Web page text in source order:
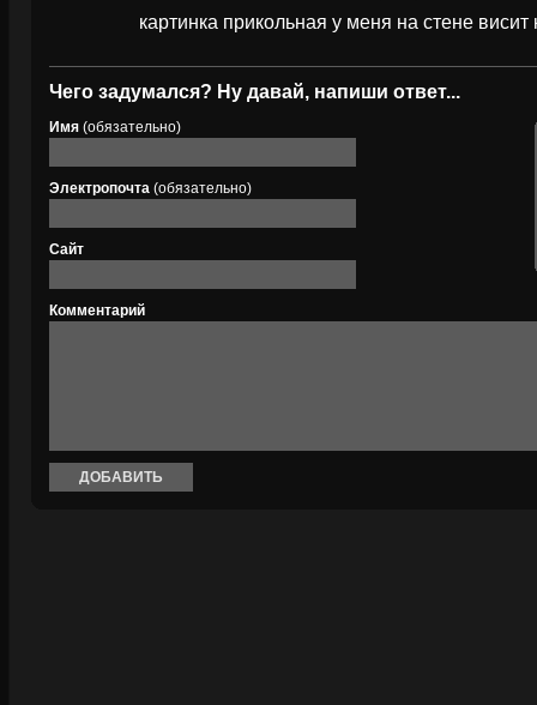
картинка прикольная у меня на стене висит
Чего задумался? Ну давай, напиши ответ...
Имя (обязательно)
Электропочта (обязательно)
Сайт
Комментарий